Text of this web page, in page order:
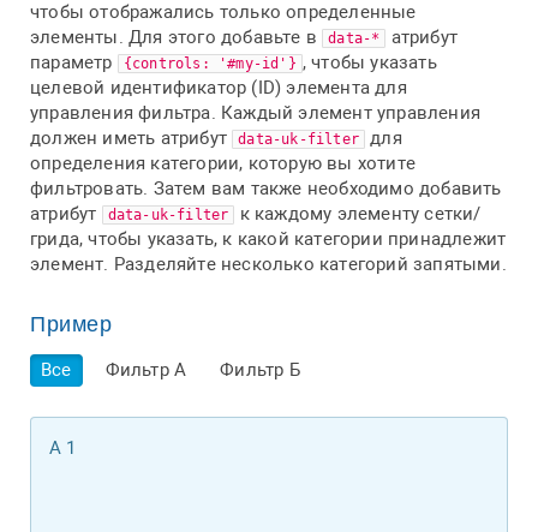
чтобы отображались только определенные
элементы. Для этого добавьте в
data-*
атрибут
параметр
{controls: '#my-id'} , чтобы указать
целевой идентификатор (ID) элемента для
управления фильтра. Каждый элемент управления
должен иметь атрибут
data-uk-filter
для
определения категории, которую вы хотите
фильтровать. Затем вам также необходимо добавить
атрибут
data-uk-filter
к каждому элементу сетки/
грида, чтобы указать, к какой категории принадлежит
элемент. Разделяйте несколько категорий запятыми.
Пример
Все Фильтр А Фильтр Б
А 1